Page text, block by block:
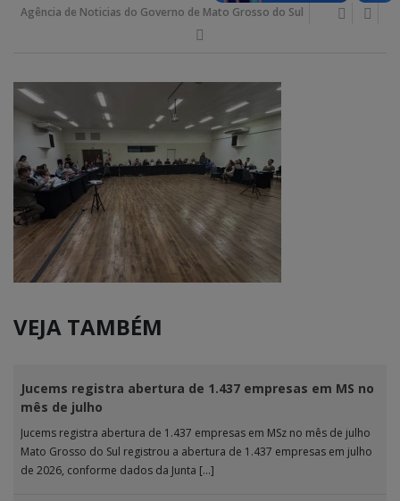
Agência de Noticias do Governo de Mato Grosso do Sul
VEJA TAMBÉM
Jucems registra abertura de 1.437 empresas em MS no
mês de julho
Jucems registra abertura de 1.437 empresas em MSz no mês de julho
Mato Grosso do Sul registrou a abertura de 1.437 empresas em julho
de 2026, conforme dados da Junta […]